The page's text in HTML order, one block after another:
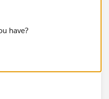
have?